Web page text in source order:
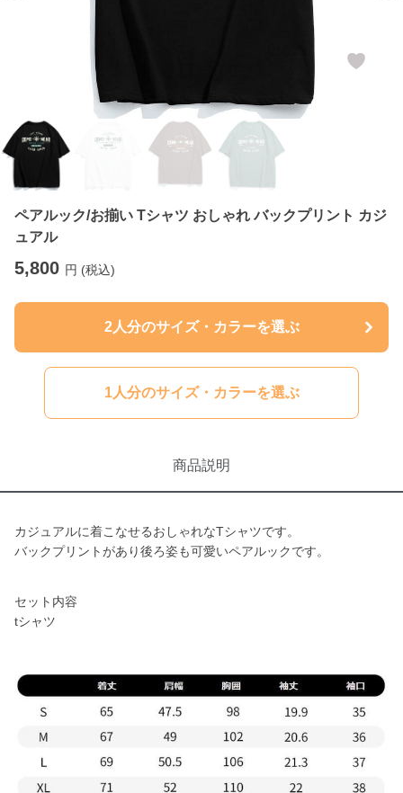
ペアルック/お揃い Tシャツ おしゃれ バックプリント カジ
ュアル
5,800 円 (税込)
2人分のサイズ・カラーを選ぶ
1人分のサイズ・カラーを選ぶ
商品説明
カジュアルに着こなせるおしゃれなTシャツです。
バックプリントがあり後ろ姿も可愛いペアルックです。
セット内容
tシャツ